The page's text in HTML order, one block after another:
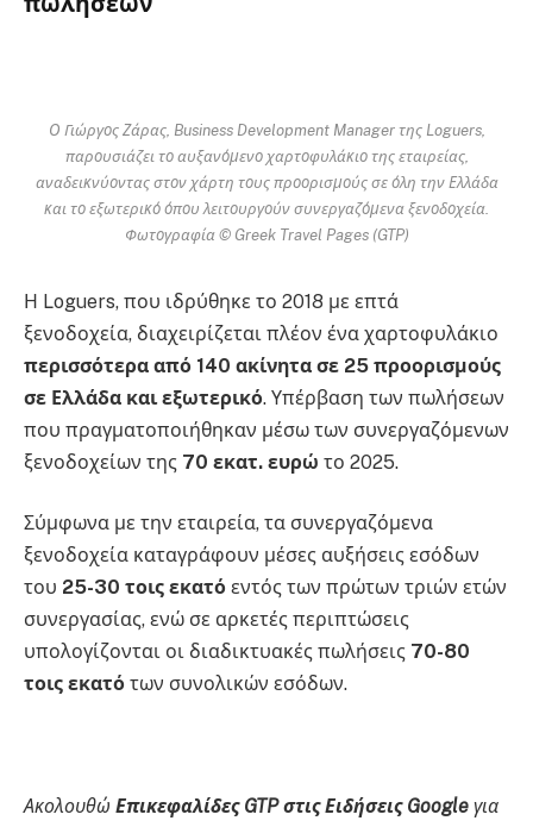
Ο Γιώργος Ζάρας, Business Development Manager της Loguers,
παρουσιάζει το αυξανόμενο χαρτοφυλάκιο της εταιρείας,
αναδεικνύοντας στον χάρτη τους προορισμούς σε όλη την Ελλάδα
και το εξωτερικό όπου λειτουργούν συνεργαζόμενα ξενοδοχεία.
Φωτογραφία © Greek Travel Pages (GTP)
Η Loguers, που ιδρύθηκε το 2018 με επτά
ξενοδοχεία, διαχειρίζεται πλέον ένα χαρτοφυλάκιο
περισσότερα από 140 ακίνητα σε 25 προορισμούς
σε Ελλάδα και εξωτερικό. Υπέρβαση των πωλήσεων
που πραγματοποιήθηκαν μέσω των συνεργαζόμενων
ξενοδοχείων της 70 εκατ. ευρώ το 2025.
Σύμφωνα με την εταιρεία, τα συνεργαζόμενα
ξενοδοχεία καταγράφουν μέσες αυξήσεις εσόδων
του 25-30 τοις εκατό εντός των πρώτων τριών ετών
συνεργασίας, ενώ σε αρκετές περιπτώσεις
υπολογίζονται οι διαδικτυακές πωλήσεις 70-80
τοις εκατό των συνολικών εσόδων.
Ακολουθώ Επικεφαλίδες GTP στις Ειδήσεις Google για